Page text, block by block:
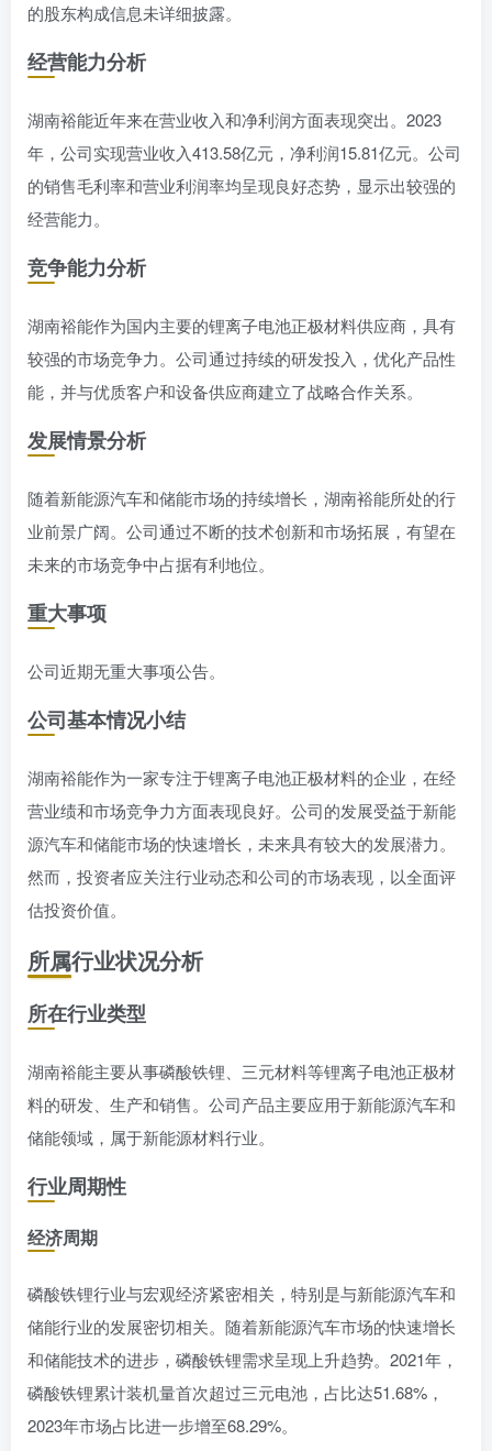
的股东构成信息未详细披露。
经营能力分析
湖南裕能近年来在营业收入和净利润方面表现突出。2023
年，公司实现营业收入413.58亿元，净利润15.81亿元。公司
的销售毛利率和营业利润率均呈现良好态势，显示出较强的
经营能力。
竞争能力分析
湖南裕能作为国内主要的锂离子电池正极材料供应商，具有
较强的市场竞争力。公司通过持续的研发投入，优化产品性
能，并与优质客户和设备供应商建立了战略合作关系。
发展情景分析
随着新能源汽车和储能市场的持续增长，湖南裕能所处的行
业前景广阔。公司通过不断的技术创新和市场拓展，有望在
未来的市场竞争中占据有利地位。
重大事项
公司近期无重大事项公告。
公司基本情况小结
湖南裕能作为一家专注于锂离子电池正极材料的企业，在经
营业绩和市场竞争力方面表现良好。公司的发展受益于新能
源汽车和储能市场的快速增长，未来具有较大的发展潜力。
然而，投资者应关注行业动态和公司的市场表现，以全面评
估投资价值。
所属行业状况分析
所在行业类型
湖南裕能主要从事磷酸铁锂、三元材料等锂离子电池正极材
料的研发、生产和销售。公司产品主要应用于新能源汽车和
储能领域，属于新能源材料行业。
行业周期性
经济周期
磷酸铁锂行业与宏观经济紧密相关，特别是与新能源汽车和
储能行业的发展密切相关。随着新能源汽车市场的快速增长
和储能技术的进步，磷酸铁锂需求呈现上升趋势。2021年，
磷酸铁锂累计装机量首次超过三元电池，占比达51.68%，
2023年市场占比进一步增至68.29%。